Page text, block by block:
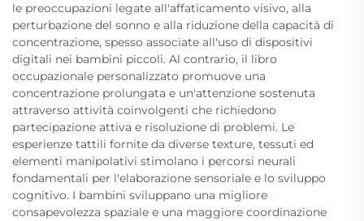
le preoccupazioni legate all'affaticamento visivo, alla
perturbazione del sonno e alla riduzione della capacità di
concentrazione, spesso associate all'uso di dispositivi
digitali nei bambini piccoli. Al contrario, il libro
occupazionale personalizzato promuove una
concentrazione prolungata e un'attenzione sostenuta
attraverso attività coinvolgenti che richiedono
partecipazione attiva e risoluzione di problemi. Le
esperienze tattili fornite da diverse texture, tessuti ed
elementi manipolativi stimolano i percorsi neurali
fondamentali per l'elaborazione sensoriale e lo sviluppo
cognitivo. I bambini sviluppano una migliore
consapevolezza spaziale e una maggiore coordinazione